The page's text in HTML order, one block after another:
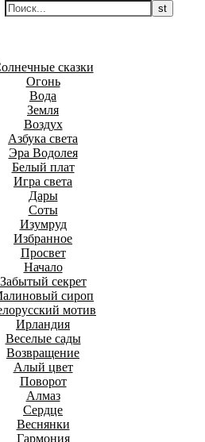
сказки
Огонь
Вода
Земля
Воздух
Азбука света
Эра Водолея
Белый плат
Игра света
Дары
Соты
Изумруд
Избранное
Просвет
Начало
Забытый секрет
сироп
мотив
Ирландия
Веселые сады
Возвращение
Алый цвет
Поворот
Алмаз
Сердце
Веснянки
Гармония